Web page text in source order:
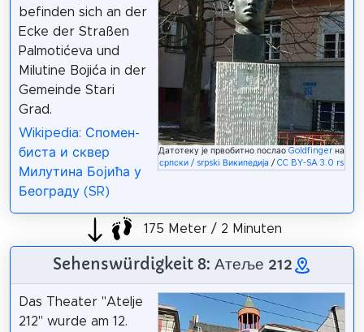
Датотеку је првобитно послаоGoldfinger на
српски / srpski Википедија /CC BY-SA 3.0 rs
befinden sich an der
Ecke der Straßen
Palmotićeva und
Milutine Bojića in der
Gemeinde Stari
Grad.
Wikipedia: Спомен-
биста и сквер
Милутина Бојића у
Београду (SR)
175 Meter / 2 Minuten
Sehenswürdigkeit 8: Атеље 212
Das Theater "Atelje
212" wurde am 12.